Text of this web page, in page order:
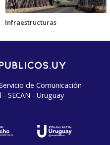
Infraestructuras
de Comunicación
SECAN - Uruguay